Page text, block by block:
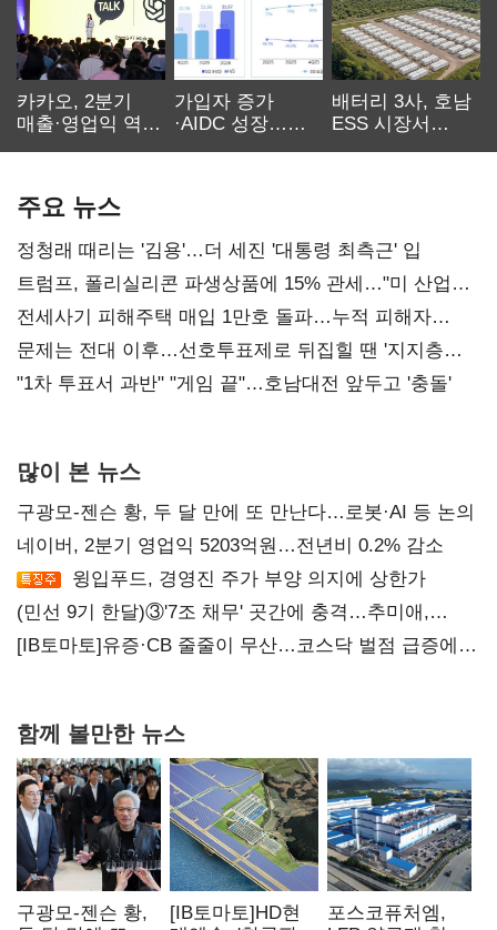
카카오, 2분기
매출·영업익 역대
가입자 증가
·AIDC 성장…
배터리 3사, 호남
ESS 시장서
주요 뉴스
정청래 때리는 '김용'…더 세진 '대통령 최측근' 입
트럼프, 폴리실리콘 파생상품에 15% 관세…"미 산업
재건"
전세사기 피해주택 매입 1만호 돌파…누적 피해자
4만278명
문제는 전대 이후…선호투표제로 뒤집힐 땐 '지지층
불복'
"1차 투표서 과반" "게임 끝"…호남대전 앞두고 '충돌'
많이 본 뉴스
구광모-젠슨 황, 두 달 만에 또 만난다…로봇·AI 등 논의
네이버, 2분기 영업익 5203억원…전년비 0.2% 감소
윙입푸드, 경영진 주가 부양 의지에 상한가
(민선 9기 한달)③'7조 채무' 곳간에 충격…추미애,
20년만에 '비상재정' 선언 승부수
[IB토마토]유증·CB 줄줄이 무산…코스닥 벌점 급증에
함께 볼만한 뉴스
구광모-젠슨 황,
[IB토마토]HD현
포스코퓨처엠,